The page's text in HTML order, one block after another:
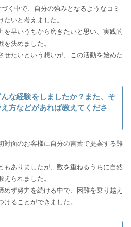
く中で、自分の強みとなるようなコミ
いと考えました。
を早いうちから磨きたいと思い、実践的
決めました。
せたいという想いが、この活動を始めた
な経験をしましたか？また、そ
方などがあれば教えてくださ
対面のお客様に自分の言葉で提案する難
もありましたが、数を重ねるうちに自然
られました。
めず努力を続ける中で、困難を乗り越え
ることができました。